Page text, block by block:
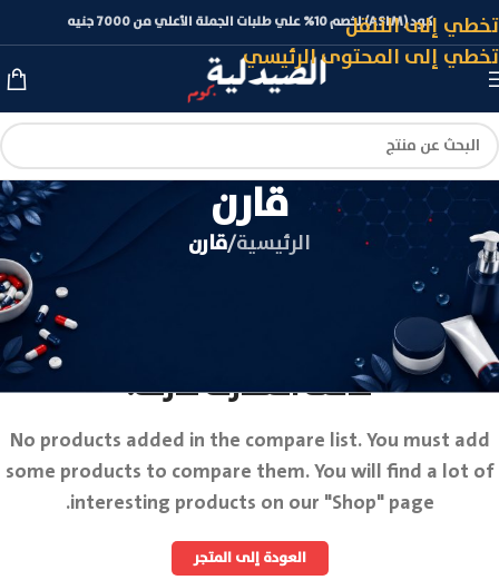
تخطي إلى التنقل
تخطي إلى المحتوى الرئيسي
كود (ASLM) لخصم 10% علي طلبات الجملة الأعلي من 7000 جنيه
قارن
الرئيسية/قارن
قائمة المقارنة فارغة.
No products added in the compare list. You must add
some products to compare them. You will find a lot of
interesting products on our "Shop" page.
العودة إلى المتجر